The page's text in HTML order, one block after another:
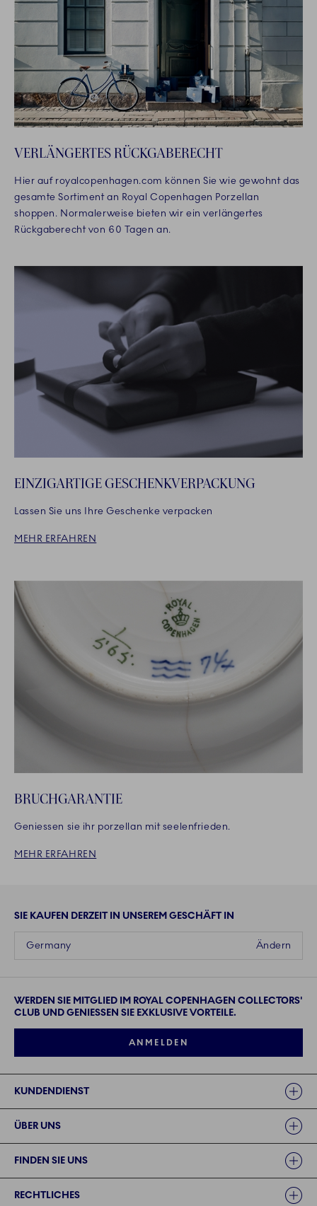
VERLÄNGERTES RÜCKGABERECHT
Hier auf royalcopenhagen.com können Sie wie gewohnt das
gesamte Sortiment an Royal Copenhagen Porzellan
shoppen. Normalerweise bieten wir ein verlängertes
Rückgaberecht von 60 Tagen an.
EINZIGARTIGE GESCHENKVERPACKUNG
Lassen Sie uns Ihre Geschenke verpacken
MEHR ERFAHREN
BRUCHGARANTIE
Geniessen sie ihr porzellan mit seelenfrieden.
MEHR ERFAHREN
SIE KAUFEN DERZEIT IN UNSEREM GESCHÄFT IN
Ändern
Germany
WERDEN SIE MITGLIED IM ROYAL COPENHAGEN COLLECTORS'
CLUB UND GENIESSEN SIE EXKLUSIVE VORTEILE.
ANMELDEN
KUNDENDIENST
ÜBER UNS
FINDEN SIE UNS
RECHTLICHES